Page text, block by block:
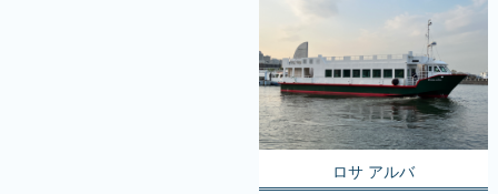
ロサ アルバ